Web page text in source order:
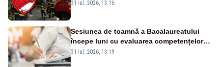
ului medical a murit, antrenorul Adrian
31 iul. 2026, 13:16
Sesiunea de toamnă a Bacalaureatului
începe luni cu evaluarea competențelor
orale la Limba română
31 iul. 2026, 13:19